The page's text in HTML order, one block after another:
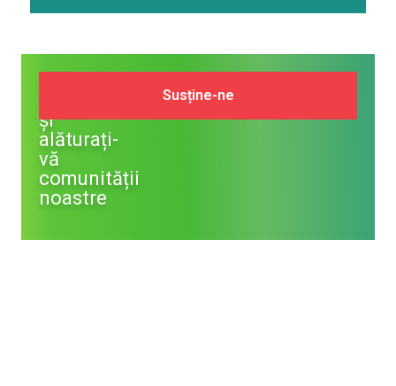
și
alăturați-
vă
comunității
noastre
Susține-ne